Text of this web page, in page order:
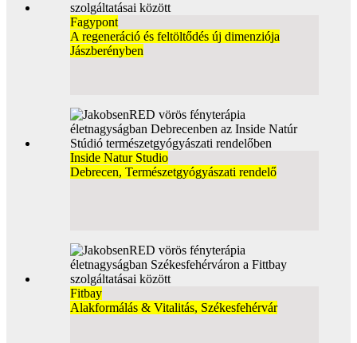
Fagypont
A regeneráció és feltöltődés új dimenziója
Jászberényben
Inside Natur Studio
Debrecen, Természetgyógyászati rendelő
Fitbay
Alakformálás & Vitalitás, Székesfehérvár